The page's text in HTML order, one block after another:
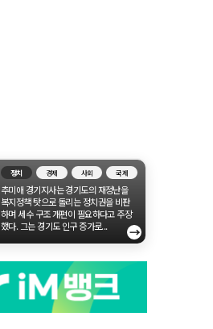
정치 경제 사회 국제
추미애 경기지사는 경기도의 재정난을
복지정책 탓으로 돌리는 정치권을 비판
하며 세수 구조 개편이 필요하다고 주장
했다. 그는 경기도 인구 증가로...
→